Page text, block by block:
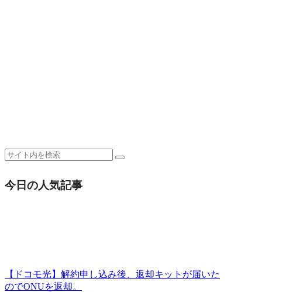
今日の人気記事
【ドコモ光】解約申し込み後、返却キットが届いた
のでONUを返却。